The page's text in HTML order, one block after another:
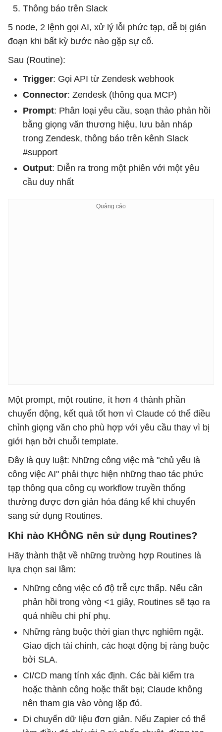
Thông báo trên Slack
5 node, 2 lệnh gọi AI, xử lý lỗi phức tạp, dễ bị gián
đoạn khi bất kỳ bước nào gặp sự cố.
Sau (Routine):
Trigger: Gọi API từ Zendesk webhook
Connector: Zendesk (thông qua MCP)
Prompt: Phân loại yêu cầu, soạn thảo phản hồi
bằng giọng văn thương hiệu, lưu bản nháp
trong Zendesk, thông báo trên kênh Slack
#support
Output: Diễn ra trong một phiên với một yêu
cầu duy nhất
Một prompt, một routine, ít hơn 4 thành phần
chuyển động, kết quả tốt hơn vì Claude có thể điều
chỉnh giọng văn cho phù hợp với yêu cầu thay vì bị
giới hạn bởi chuỗi template.
Đây là quy luật: Những công việc mà "chủ yếu là
công việc AI" phải thực hiện những thao tác phức
tạp thông qua công cụ workflow truyền thống
thường được đơn giản hóa đáng kể khi chuyển
sang sử dụng Routines.
Khi nào KHÔNG nên sử dụng Routines?
Hãy thành thật về những trường hợp Routines là
lựa chọn sai lầm:
Những công việc có độ trễ cực thấp. Nếu cần
phản hồi trong vòng <1 giây, Routines sẽ tạo ra
quá nhiều chi phí phụ.
Những ràng buộc thời gian thực nghiêm ngặt.
Giao dịch tài chính, các hoạt động bị ràng buộc
bởi SLA.
CI/CD mang tính xác định. Các bài kiểm tra
hoặc thành công hoặc thất bại; Claude không
nên tham gia vào vòng lặp đó.
Di chuyển dữ liệu đơn giản. Nếu Zapier có thể